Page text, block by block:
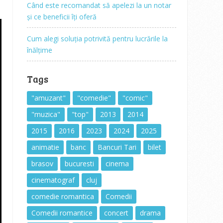
Când este recomandat să apelezi la un notar
și ce beneficii îți oferă
Cum alegi soluția potrivită pentru lucrările la
înălțime
Tags
"amuzant" "comedie"
"comic"
"muzica"
"top" 2013
2014
2015
2016 2023 2024
2025
animatie
banc Bancuri Tari
bilet
brasov
bucuresti
cinema
cinematograf
cluj
comedie romantica
Comedii
Comedii romantice
concert
drama